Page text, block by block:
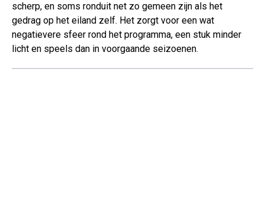
scherp, en soms ronduit net zo gemeen zijn als het
gedrag op het eiland zelf. Het zorgt voor een wat
negatievere sfeer rond het programma, een stuk minder
licht en speels dan in voorgaande seizoenen.